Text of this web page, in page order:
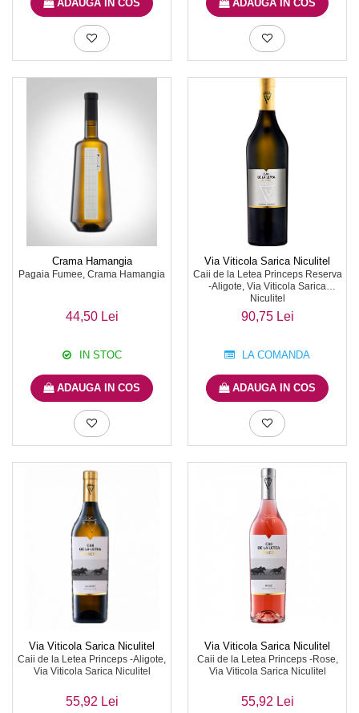
ADAUGA IN COS ADAUGA IN COS
Crama Hamangia
Pagaia Fumee, Crama Hamangia
44,50 Lei
IN STOC
ADAUGA IN COS
Via Viticola Sarica Niculitel
Caii de la Letea Princeps Reserva
-Aligote, Via Viticola Sarica
Niculitel
90,75 Lei
LA COMANDA
ADAUGA IN COS
Via Viticola Sarica Niculitel
Caii de la Letea Princeps -Aligote,
Via Viticola Sarica Niculitel
55,92 Lei
Via Viticola Sarica Niculitel
Caii de la Letea Princeps -Rose,
Via Viticola Sarica Niculitel
55,92 Lei